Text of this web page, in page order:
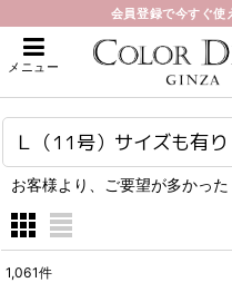
会員登録で今すぐ
メニュー
ホーム > Ｌ（11号）サイズも有り！
Ｌ（11号）サイズも有り
お客様より、ご要望が多かっ
1,061件